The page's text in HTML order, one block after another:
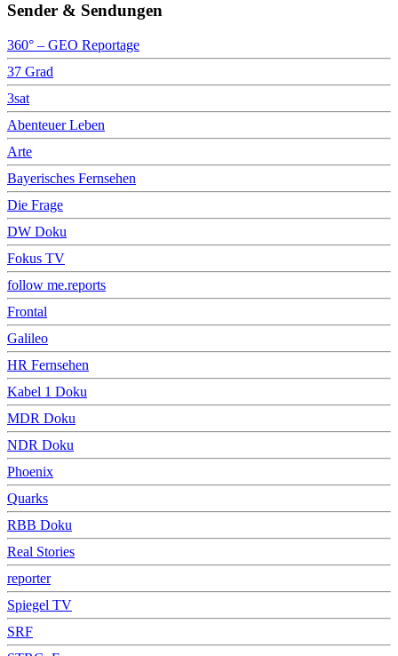
Sender & Sendungen
360° – GEO Reportage
37 Grad
3sat
Abenteuer Leben
Arte
Bayerisches Fernsehen
Die Frage
DW Doku
Fokus TV
follow me.reports
Frontal
Galileo
HR Fernsehen
Kabel 1 Doku
MDR Doku
NDR Doku
Phoenix
Quarks
RBB Doku
Real Stories
reporter
Spiegel TV
SRF